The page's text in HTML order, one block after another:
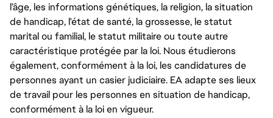
l’âge, les informations génétiques, la religion, la situation
de handicap, l'état de santé, la grossesse, le statut
marital ou familial, le statut militaire ou toute autre
caractéristique protégée par la loi. Nous étudierons
également, conformément à la loi, les candidatures de
personnes ayant un casier judiciaire. EA adapte ses lieux
de travail pour les personnes en situation de handicap,
conformément à la loi en vigueur.